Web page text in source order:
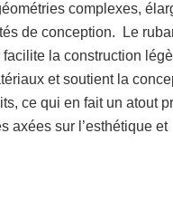
complexes,
de conception. Le
la construction
et soutient la
ce qui en fait un atout
axées sur l’esthétique et